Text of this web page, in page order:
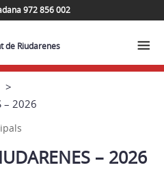
972 856 002
de Riudarenes
– 2026
– 2026